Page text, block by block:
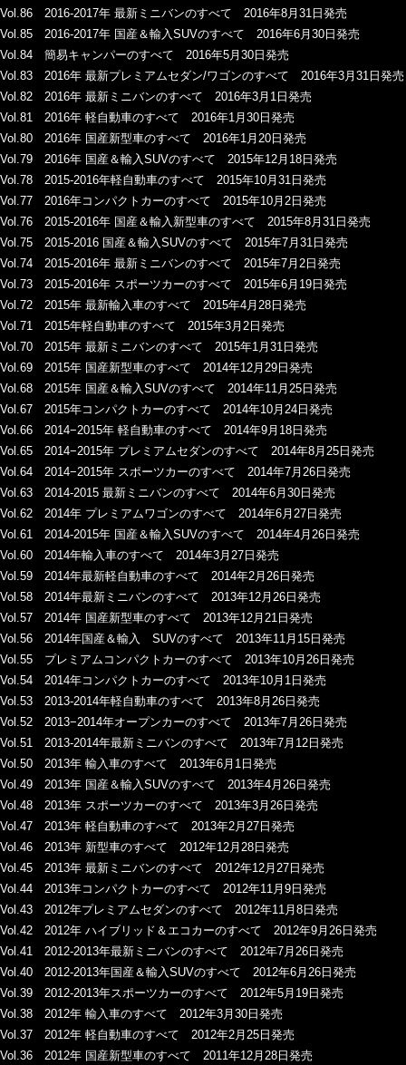
Vol.86 2016-2017年 最新ミニバンのすべて 2016年8月31日発売
Vol.85 2016-2017年 国産＆輸入SUVのすべて 2016年6月30日発売
Vol.84 簡易キャンパーのすべて 2016年5月30日発売
Vol.83 2016年 最新プレミアムセダン/ワゴンのすべて 2016年3月31日発売
Vol.82 2016年 最新ミニバンのすべて 2016年3月1日発売
Vol.81 2016年 軽自動車のすべて 2016年1月30日発売
Vol.80 2016年 国産新型車のすべて 2016年1月20日発売
Vol.79 2016年 国産＆輸入SUVのすべて 2015年12月18日発売
Vol.78 2015-2016年軽自動車のすべて 2015年10月31日発売
Vol.77 2016年コンパクトカーのすべて 2015年10月2日発売
Vol.76 2015-2016年 国産＆輸入新型車のすべて 2015年8月31日発売
Vol.75 2015-2016 国産＆輸入SUVのすべて 2015年7月31日発売
Vol.74 2015-2016年 最新ミニバンのすべて 2015年7月2日発売
Vol.73 2015-2016年 スポーツカーのすべて 2015年6月19日発売
Vol.72 2015年 最新輸入車のすべて 2015年4月28日発売
Vol.71 2015年軽自動車のすべて 2015年3月2日発売
Vol.70 2015年 最新ミニバンのすべて 2015年1月31日発売
Vol.69 2015年 国産新型車のすべて 2014年12月29日発売
Vol.68 2015年 国産＆輸入SUVのすべて 2014年11月25日発売
Vol.67 2015年コンパクトカーのすべて 2014年10月24日発売
Vol.66 2014−2015年 軽自動車のすべて 2014年9月18日発売
Vol.65 2014−2015年 プレミアムセダンのすべて 2014年8月25日発売
Vol.64 2014−2015年 スポーツカーのすべて 2014年7月26日発売
Vol.63 2014-2015 最新ミニバンのすべて 2014年6月30日発売
Vol.62 2014年 プレミアムワゴンのすべて 2014年6月27日発売
Vol.61 2014-2015年 国産＆輸入SUVのすべて 2014年4月26日発売
Vol.60 2014年輸入車のすべて 2014年3月27日発売
Vol.59 2014年最新軽自動車のすべて 2014年2月26日発売
Vol.58 2014年最新ミニバンのすべて 2013年12月26日発売
Vol.57 2014年 国産新型車のすべて 2013年12月21日発売
Vol.56 2014年国産＆輸入 SUVのすべて 2013年11月15日発売
Vol.55 プレミアムコンパクトカーのすべて 2013年10月26日発売
Vol.54 2014年コンパクトカーのすべて 2013年10月1日発売
Vol.53 2013-2014年軽自動車のすべて 2013年8月26日発売
Vol.52 2013−2014年オープンカーのすべて 2013年7月26日発売
Vol.51 2013-2014年最新ミニバンのすべて 2013年7月12日発売
Vol.50 2013年 輸入車のすべて 2013年6月1日発売
Vol.49 2013年 国産＆輸入SUVのすべて 2013年4月26日発売
Vol.48 2013年 スポーツカーのすべて 2013年3月26日発売
Vol.47 2013年 軽自動車のすべて 2013年2月27日発売
Vol.46 2013年 新型車のすべて 2012年12月28日発売
Vol.45 2013年 最新ミニバンのすべて 2012年12月27日発売
Vol.44 2013年コンパクトカーのすべて 2012年11月9日発売
Vol.43 2012年プレミアムセダンのすべて 2012年11月8日発売
Vol.42 2012年 ハイブリッド＆エコカーのすべて 2012年9月26日発売
Vol.41 2012-2013年最新ミニバンのすべて 2012年7月26日発売
Vol.40 2012-2013年国産＆輸入SUVのすべて 2012年6月26日発売
Vol.39 2012-2013年スポーツカーのすべて 2012年5月19日発売
Vol.38 2012年 輸入車のすべて 2012年3月30日発売
Vol.37 2012年 軽自動車のすべて 2012年2月25日発売
Vol.36 2012年 国産新型車のすべて 2011年12月28日発売